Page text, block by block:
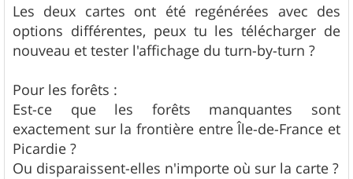
s
s
a
g
e
Les deux cartes ont été regénérées avec des
options différentes, peux tu les télécharger de
nouveau et tester l'affichage du turn-by-turn ?
Pour les forêts :
Est-ce que les forêts manquantes sont
exactement sur la frontière entre Île-de-France et
Picardie ?
Ou disparaissent-elles n'importe où sur la carte ?